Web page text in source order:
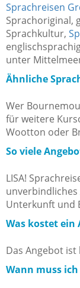
Sprachreisen
Sprachoriginal,
Sprachkultur,
unter
Ähnliche
Wer
für weitere
Wootton oder
So viele
LISA!
unverbindliches
Unterkunft und
Was kostet ein
Das Angebot
Wann muss